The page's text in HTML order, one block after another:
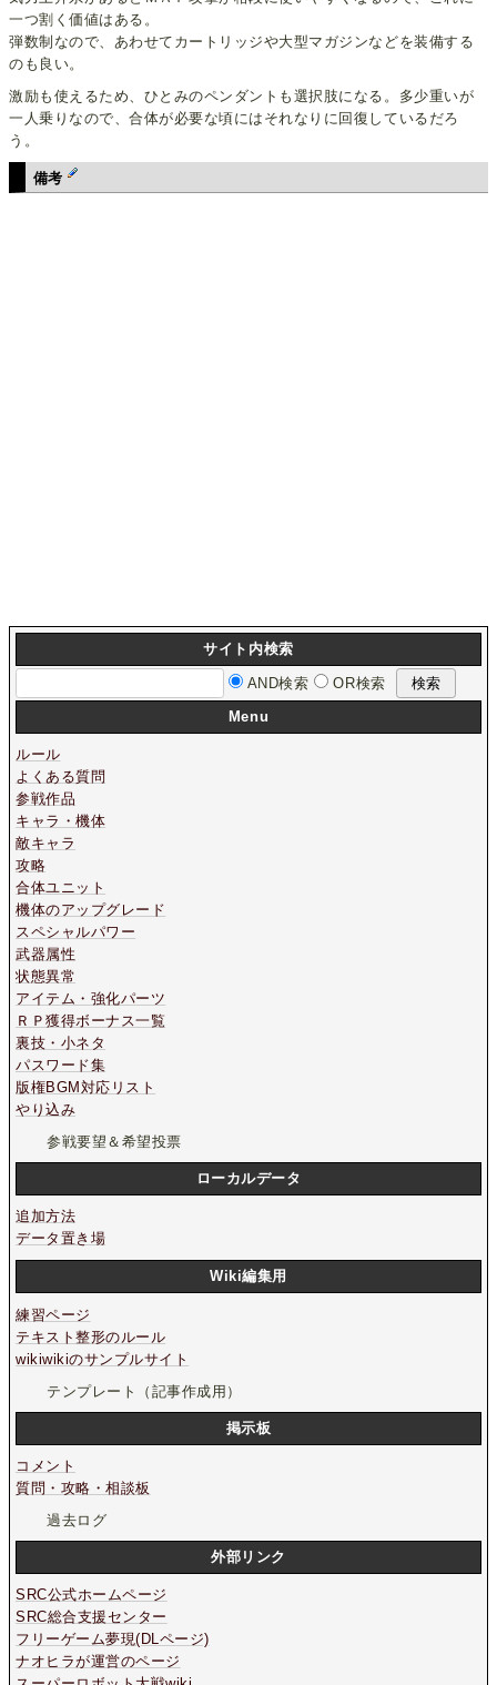
一つ割く価値はある。
弾数制なので、あわせてカートリッジや大型マガジンなどを装備する
のも良い。
激励も使えるため、ひとみのペンダントも選択肢になる。多少重いが
一人乗りなので、合体が必要な頃にはそれなりに回復しているだろ
う。
備考
サイト内検索
AND検索
OR検索
Menu
ルール
よくある質問
参戦作品
キャラ・機体
敵キャラ
攻略
合体ユニット
機体のアップグレード
スペシャルパワー
武器属性
状態異常
アイテム・強化パーツ
ＲＰ獲得ボーナス一覧
裏技・小ネタ
パスワード集
版権BGM対応リスト
やり込み
参戦要望＆希望投票
ローカルデータ
追加方法
データ置き場
Wiki編集用
練習ページ
テキスト整形のルール
wikiwikiのサンプルサイト
テンプレート（記事作成用）
掲示板
コメント
質問・攻略・相談板
過去ログ
外部リンク
SRC公式ホームページ
SRC総合支援センター
フリーゲーム夢現(DLページ)
ナオヒラが運営のページ